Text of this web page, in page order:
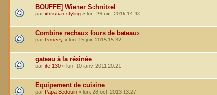
BOUFFE] Wiener Schnitzel
par christian.styling » lun. 26 oct. 2015 14:43
Combine rechaux fours de bateaux
par leoncey » lun. 15 juin 2015 15:32
gateau à la résinée
par def130 » lun. 10 janv. 2011 20:21
Equipement de cuisine
par Papa Bedouin » lun. 28 oct. 2013 13:27